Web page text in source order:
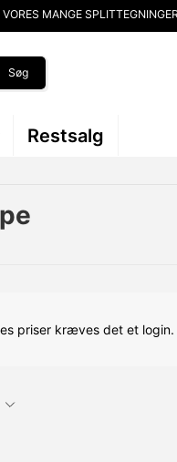
VORES MANGE
Søg
Restsalg
priser kræves det et